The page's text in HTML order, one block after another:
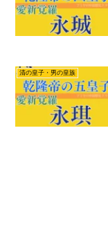
清の皇子・男の皇族